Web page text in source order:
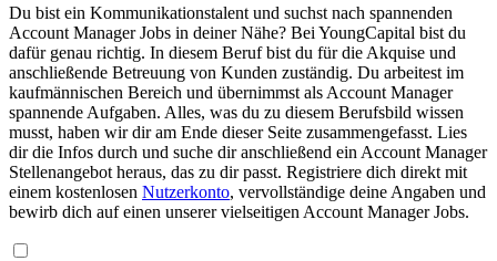
Du bist ein Kommunikationstalent und suchst nach spannenden
Account Manager Jobs in deiner Nähe? Bei YoungCapital bist du
dafür genau richtig. In diesem Beruf bist du für die Akquise und
anschließende Betreuung von Kunden zuständig. Du arbeitest im
kaufmännischen Bereich und übernimmst als Account Manager
spannende Aufgaben. Alles, was du zu diesem Berufsbild wissen
musst, haben wir dir am Ende dieser Seite zusammengefasst. Lies
dir die Infos durch und suche dir anschließend ein Account Manager
Stellenangebot heraus, das zu dir passt. Registriere dich direkt mit
einem kostenlosen Nutzerkonto, vervollständige deine Angaben und
bewirb dich auf einen unserer vielseitigen Account Manager Jobs.